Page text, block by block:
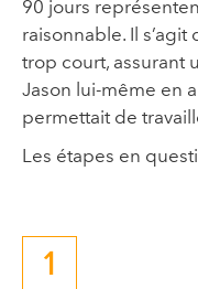
90 jours
raisonnable. Il
trop court, assurant
Jason lui-même en
permettait de
Les étapes en
1